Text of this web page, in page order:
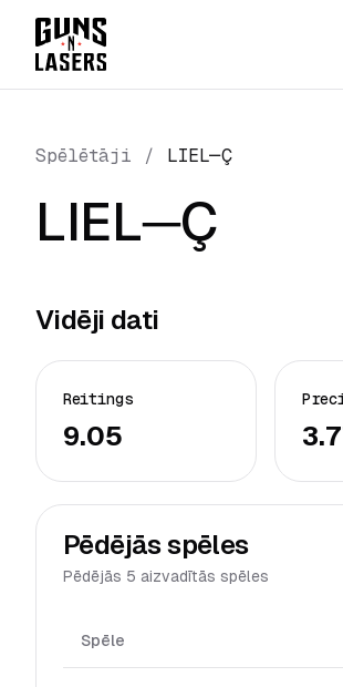
Spēlētāji / LIEL─Ç
LIEL─Ç
Vidēji dati
Reitings
9.05
Pēdējās spēles
Pēdējās 5 aizvadītās spēles
Spēle